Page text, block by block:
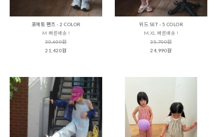
포에토 팬츠 - 2 COLOR
M 빠른배송 !
30,600원
21,420원
위드 SET - 5 COLOR
M,XL 빠른배송 !
35,700원
24,990원